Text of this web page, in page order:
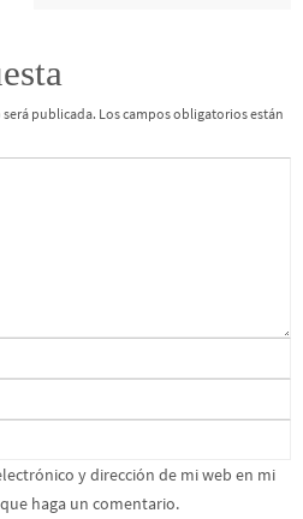
publicada. Los campos obligatorios están
y dirección de mi web en mi
haga un comentario.